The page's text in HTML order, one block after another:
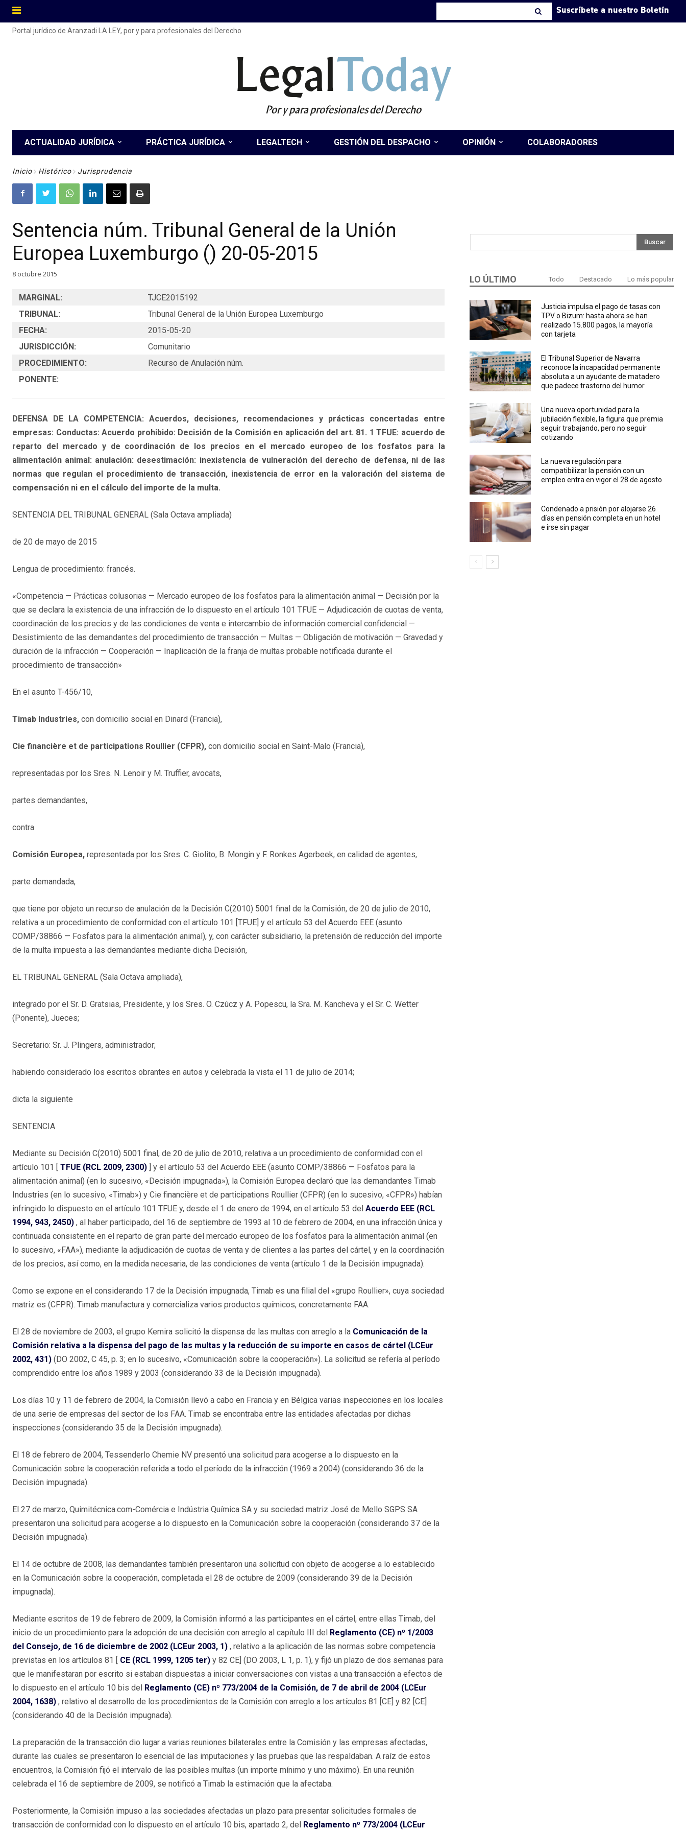
Suscríbete a nuestro Boletín
Portal jurídico de Aranzadi LA LEY, por y para profesionales del Derecho
LegalToday
Por y para profesionales del Derecho
ACTUALIDAD JURÍDICA PRÁCTICA JURÍDICA LEGALTECH GESTIÓN DEL DESPACHO OPINIÓN COLABORADORES
Inicio Histórico Jurisprudencia
Sentencia núm. Tribunal General de la Unión
Europea Luxemburgo () 20-05-2015
8 octubre 2015
MARGINAL:
TJCE2015192
TRIBUNAL:
Tribunal General de la Unión Europea Luxemburgo
FECHA:
2015-05-20
JURISDICCIÓN:
Comunitario
PROCEDIMIENTO:
Recurso de Anulación núm.
PONENTE:
DEFENSA DE LA COMPETENCIA: Acuerdos, decisiones, recomendaciones y prácticas concertadas entre
empresas: Conductas: Acuerdo prohibido: Decisión de la Comisión en aplicación del art. 81. 1 TFUE: acuerdo de
reparto del mercado y de coordinación de los precios en el mercado europeo de los fosfatos para la
alimentación animal: anulación: desestimación: inexistencia de vulneración del derecho de defensa, ni de las
normas que regulan el procedimiento de transacción, inexistencia de error en la valoración del sistema de
compensación ni en el cálculo del importe de la multa.
SENTENCIA DEL TRIBUNAL GENERAL (Sala Octava ampliada)
de 20 de mayo de 2015
Lengua de procedimiento: francés.
«Competencia — Prácticas colusorias — Mercado europeo de los fosfatos para la alimentación animal — Decisión por la
que se declara la existencia de una infracción de lo dispuesto en el artículo 101 TFUE — Adjudicación de cuotas de venta,
coordinación de los precios y de las condiciones de venta e intercambio de información comercial confidencial —
Desistimiento de las demandantes del procedimiento de transacción — Multas — Obligación de motivación — Gravedad y
duración de la infracción — Cooperación — Inaplicación de la franja de multas probable notificada durante el
procedimiento de transacción»
En el asunto T-456/10,
Timab Industries, con domicilio social en Dinard (Francia),
Cie financière et de participations Roullier (CFPR), con domicilio social en Saint-Malo (Francia),
representadas por los Sres. N. Lenoir y M. Truffier, avocats,
partes demandantes,
contra
Comisión Europea, representada por los Sres. C. Giolito, B. Mongin y F. Ronkes Agerbeek, en calidad de agentes,
parte demandada,
que tiene por objeto un recurso de anulación de la Decisión C(2010) 5001 final de la Comisión, de 20 de julio de 2010,
relativa a un procedimiento de conformidad con el artículo 101 [TFUE] y el artículo 53 del Acuerdo EEE (asunto
COMP/38866 — Fosfatos para la alimentación animal), y, con carácter subsidiario, la pretensión de reducción del importe
de la multa impuesta a las demandantes mediante dicha Decisión,
EL TRIBUNAL GENERAL (Sala Octava ampliada),
integrado por el Sr. D. Gratsias, Presidente, y los Sres. O. Czúcz y A. Popescu, la Sra. M. Kancheva y el Sr. C. Wetter
(Ponente), Jueces;
Secretario: Sr. J. Plingers, administrador;
habiendo considerado los escritos obrantes en autos y celebrada la vista el 11 de julio de 2014;
dicta la siguiente
SENTENCIA
Mediante su Decisión C(2010) 5001 final, de 20 de julio de 2010, relativa a un procedimiento de conformidad con el
artículo 101 [
TFUE (RCL 2009, 2300)
] y el artículo 53 del Acuerdo EEE (asunto COMP/38866 — Fosfatos para la
alimentación animal) (en lo sucesivo, «Decisión impugnada»), la Comisión Europea declaró que las demandantes Timab
Industries (en lo sucesivo, «Timab») y Cie financière et de participations Roullier (CFPR) (en lo sucesivo, «CFPR») habían
infringido lo dispuesto en el artículo 101 TFUE y, desde el 1 de enero de 1994, en el artículo 53 del Acuerdo EEE (RCL
1994, 943, 2450) , al haber participado, del 16 de septiembre de 1993 al 10 de febrero de 2004, en una infracción única y
continuada consistente en el reparto de gran parte del mercado europeo de los fosfatos para la alimentación animal (en
lo sucesivo, «FAA»), mediante la adjudicación de cuotas de venta y de clientes a las partes del cártel, y en la coordinación
de los precios, así como, en la medida necesaria, de las condiciones de venta (artículo 1 de la Decisión impugnada).
Como se expone en el considerando 17 de la Decisión impugnada, Timab es una filial del «grupo Roullier», cuya sociedad
matriz es (CFPR). Timab manufactura y comercializa varios productos químicos, concretamente FAA.
El 28 de noviembre de 2003, el grupo Kemira solicitó la dispensa de las multas con arreglo a la Comunicación de la
Comisión relativa a la dispensa del pago de las multas y la reducción de su importe en casos de cártel (LCEur
2002, 431) (DO 2002, C 45, p. 3; en lo sucesivo, «Comunicación sobre la cooperación»). La solicitud se refería al período
comprendido entre los años 1989 y 2003 (considerando 33 de la Decisión impugnada).
Los días 10 y 11 de febrero de 2004, la Comisión llevó a cabo en Francia y en Bélgica varias inspecciones en los locales
de una serie de empresas del sector de los FAA. Timab se encontraba entre las entidades afectadas por dichas
inspecciones (considerando 35 de la Decisión impugnada).
El 18 de febrero de 2004, Tessenderlo Chemie NV presentó una solicitud para acogerse a lo dispuesto en la
Comunicación sobre la cooperación referida a todo el período de la infracción (1969 a 2004) (considerando 36 de la
Decisión impugnada).
El 27 de marzo, Quimitécnica.com-Comércia e Indústria Química SA y su sociedad matriz José de Mello SGPS SA
presentaron una solicitud para acogerse a lo dispuesto en la Comunicación sobre la cooperación (considerando 37 de la
Decisión impugnada).
El 14 de octubre de 2008, las demandantes también presentaron una solicitud con objeto de acogerse a lo establecido
en la Comunicación sobre la cooperación, completada el 28 de octubre de 2009 (considerando 39 de la Decisión
impugnada).
Mediante escritos de 19 de febrero de 2009, la Comisión informó a las participantes en el cártel, entre ellas Timab, del
inicio de un procedimiento para la adopción de una decisión con arreglo al capítulo III del
Reglamento (CE) nº 1/2003
del Consejo, de 16 de diciembre de 2002 (LCEur 2003, 1) , relativo a la aplicación de las normas sobre competencia
previstas en los artículos 81 [
CE (RCL 1999, 1205 ter) y 82 CE] (DO 2003, L 1, p. 1), y fijó un plazo de dos semanas para
que le manifestaran por escrito si estaban dispuestas a iniciar conversaciones con vistas a una transacción a efectos de
lo dispuesto en el artículo 10 bis del
Reglamento (CE) nº 773/2004 de la Comisión, de 7 de abril de 2004 (LCEur
2004, 1638) , relativo al desarrollo de los procedimientos de la Comisión con arreglo a los artículos 81 [CE] y 82 [CE]
(considerando 40 de la Decisión impugnada).
La preparación de la transacción dio lugar a varias reuniones bilaterales entre la Comisión y las empresas afectadas,
durante las cuales se presentaron lo esencial de las imputaciones y las pruebas que las respaldaban. A raíz de estos
encuentros, la Comisión fijó el intervalo de las posibles multas (un importe mínimo y uno máximo). En una reunión
celebrada el 16 de septiembre de 2009, se notificó a Timab la estimación que la afectaba.
Posteriormente, la Comisión impuso a las sociedades afectadas un plazo para presentar solicitudes formales de
transacción de conformidad con lo dispuesto en el artículo 10 bis, apartado 2, del
Reglamento nº 773/2004 (LCEur
Buscar
LO ÚLTIMO Todo Destacado Lo más popular
Justicia impulsa el pago de tasas con
TPV o Bizum: hasta ahora se han
realizado 15.800 pagos, la mayoría
con tarjeta
El Tribunal Superior de Navarra
reconoce la incapacidad permanente
absoluta a un ayudante de matadero
que padece trastorno del humor
Una nueva oportunidad para la
jubilación flexible, la figura que premia
seguir trabajando, pero no seguir
cotizando
La nueva regulación para
compatibilizar la pensión con un
empleo entra en vigor el 28 de agosto
Condenado a prisión por alojarse 26
días en pensión completa en un hotel
e irse sin pagar